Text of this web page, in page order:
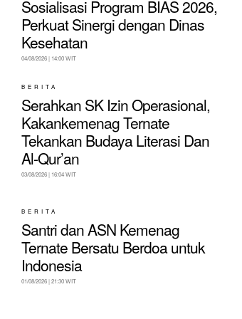
Sosialisasi Program BIAS 2026,
Perkuat Sinergi dengan Dinas
Kesehatan
04/08/2026 | 14:00 WIT
BERITA
Serahkan SK Izin Operasional,
Kakankemenag Ternate
Tekankan Budaya Literasi Dan
Al-Qur’an
03/08/2026 | 16:04 WIT
BERITA
Santri dan ASN Kemenag
Ternate Bersatu Berdoa untuk
Indonesia
01/08/2026 | 21:30 WIT